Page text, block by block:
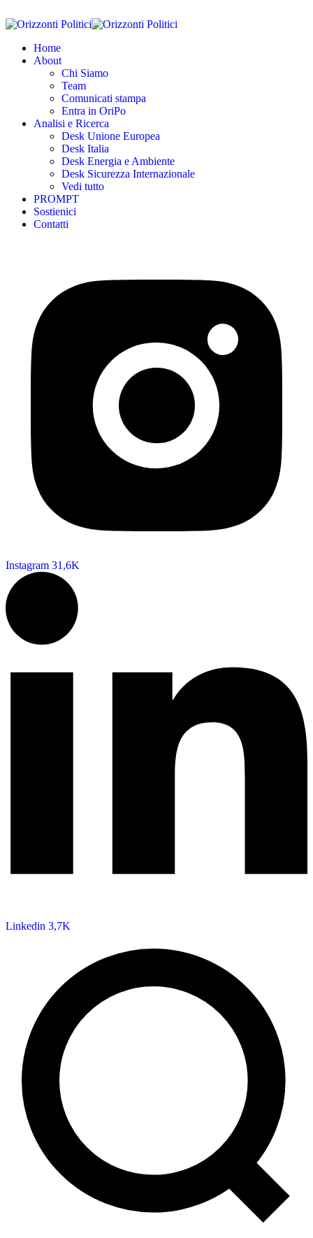
Home
About
Chi Siamo
Team
Comunicati stampa
Entra in OriPo
Analisi e Ricerca
Desk Unione Europea
Desk Italia
Desk Energia e Ambiente
Desk Sicurezza Internazionale
Vedi tutto
PROMPT
Sostienici
Contatti
Instagram 31,6K
Linkedin 3,7K